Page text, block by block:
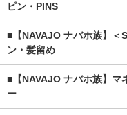
ピン・PINS
■【NAVAJO ナバホ族】＜
ン・髪留め
■【NAVAJO ナバホ族】マ
ー